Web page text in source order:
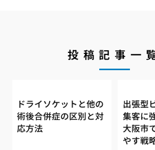
投稿記事一
ドライソケットと他の
術後合併症の区別と対
応方法
出張型
集客に
大阪市
やす戦